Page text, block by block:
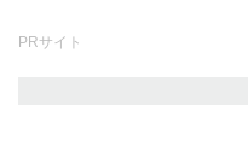
PRサイト